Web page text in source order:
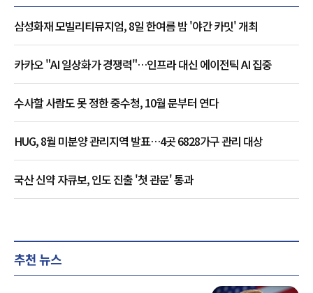
삼성화재 모빌리티뮤지엄, 8일 한여름 밤 '야간 카밋' 개최
카카오 "AI 일상화가 경쟁력"…인프라 대신 에이전틱 AI 집중
수사할 사람도 못 정한 중수청, 10월 문부터 연다
HUG, 8월 미분양 관리지역 발표…4곳 6828가구 관리 대상
국산 신약 자큐보, 인도 진출 '첫 관문' 통과
추천 뉴스